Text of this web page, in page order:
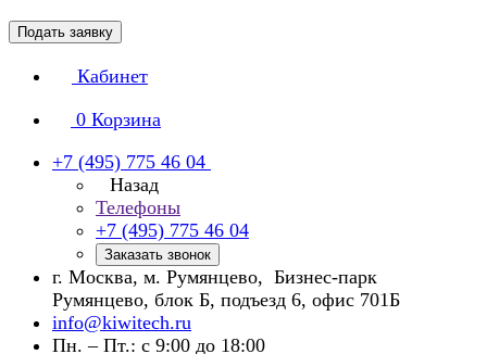
Подать заявку
Кабинет
0 Корзина
+7 (495) 775 46 04
Назад
Телефоны
+7 (495) 775 46 04
Заказать звонок
г. Москва, м. Румянцево, Бизнес-парк
Румянцево, блок Б, подъезд 6, офис 701Б
info@kiwitech.ru
Пн. – Пт.: с 9:00 до 18:00